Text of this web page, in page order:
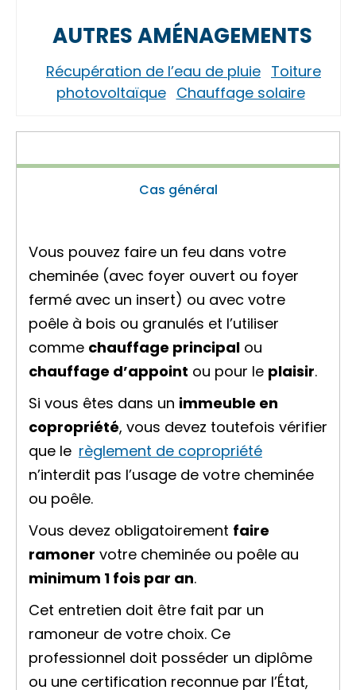
AUTRES AMÉNAGEMENTS
Récupération de l’eau de pluie Toiture
photovoltaïque Chauffage solaire
Cas général
Vous pouvez faire un feu dans votre
cheminée (avec foyer ouvert ou foyer
fermé avec un insert) ou avec votre
poêle à bois ou granulés et l’utiliser
comme chauffage principal ou
chauffage d’appoint ou pour le plaisir.
Si vous êtes dans un immeuble en
copropriété, vous devez toutefois vérifier
que le règlement de copropriété
n’interdit pas l’usage de votre cheminée
ou poêle.
Vous devez obligatoirement faire
ramoner votre cheminée ou poêle au
minimum 1 fois par an.
Cet entretien doit être fait par un
ramoneur de votre choix. Ce
professionnel doit posséder un diplôme
ou une certification reconnue par l’État,